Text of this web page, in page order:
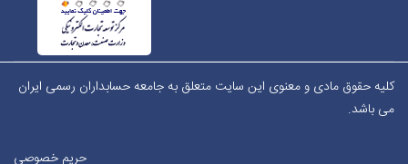
کلیه حقوق مادی و معنوی این سایت متعلق به جامعه حسابداران رسمی ایران
می باشد.
حریم خصوصی